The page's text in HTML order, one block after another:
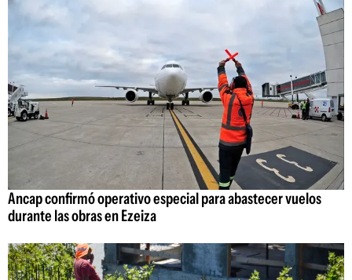
Ancap confirmó operativo especial para abastecer vuelos
durante las obras en Ezeiza